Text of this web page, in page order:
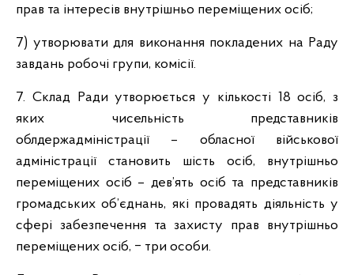
прав та інтересів внутрішньо переміщених осіб;
7) утворювати для виконання покладених на Раду
завдань робочі групи, комісії.
7. Склад Ради утворюється у кількості 18 осіб, з
яких чисельність представників
облдержадміністрації – обласної військової
адміністрації становить шість осіб, внутрішньо
переміщених осіб – дев’ять осіб та представників
громадських об’єднань, які провадять діяльність у
сфері забезпечення та захисту прав внутрішньо
переміщених осіб, ‒ три особи.